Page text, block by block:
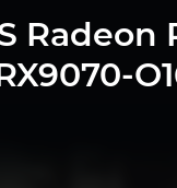
Radeon